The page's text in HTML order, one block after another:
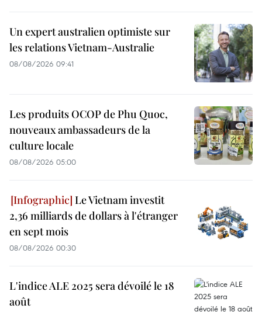
Un expert australien optimiste sur
les relations Vietnam-Australie
08/08/2026 09:41
Les produits OCOP de Phu Quoc,
nouveaux ambassadeurs de la
culture locale
08/08/2026 05:00
Le Vietnam investit
2,36 milliards de dollars à l'étranger
en sept mois
08/08/2026 00:30
L'indice ALE 2025 sera dévoilé le 18
août